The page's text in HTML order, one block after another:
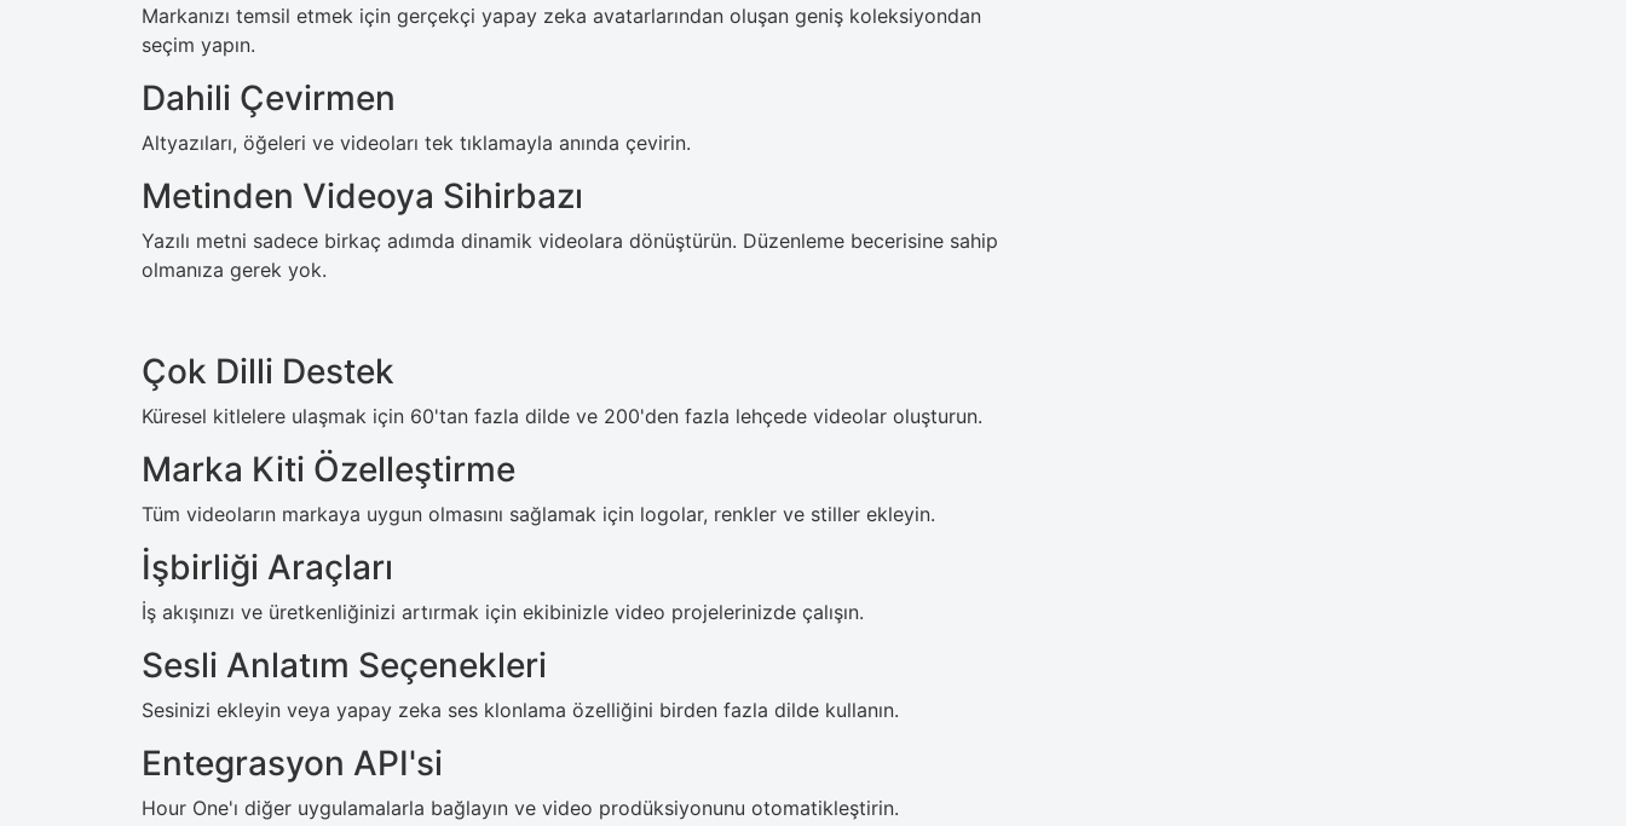
Markanızı temsil etmek için gerçekçi yapay zeka avatarlarından oluşan geniş koleksiyondan
seçim yapın.
Dahili Çevirmen
Altyazıları, öğeleri ve videoları tek tıklamayla anında çevirin.
Metinden Videoya Sihirbazı
Yazılı metni sadece birkaç adımda dinamik videolara dönüştürün. Düzenleme becerisine sahip
olmanıza gerek yok.
Çok Dilli Destek
Küresel kitlelere ulaşmak için 60'tan fazla dilde ve 200'den fazla lehçede videolar oluşturun.
Marka Kiti Özelleştirme
Tüm videoların markaya uygun olmasını sağlamak için logolar, renkler ve stiller ekleyin.
İşbirliği Araçları
İş akışınızı ve üretkenliğinizi artırmak için ekibinizle video projelerinizde çalışın.
Sesli Anlatım Seçenekleri
Sesinizi ekleyin veya yapay zeka ses klonlama özelliğini birden fazla dilde kullanın.
Entegrasyon API'si
Hour One'ı diğer uygulamalarla bağlayın ve video prodüksiyonunu otomatikleştirin.